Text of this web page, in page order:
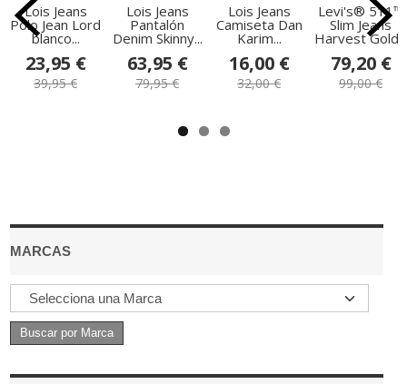
MARCAS
Lois Jeans
Polo Jean Lord
blanco...
23,95 €
39,95 €
Lois Jeans
Pantalón
Denim Skinny...
63,95 €
79,95 €
Lois Jeans
Camiseta Dan
Karim...
16,00 €
32,00 €
Levi's® 511™
Slim Jeans
Harvest Gold...
79,20 €
99,00 €